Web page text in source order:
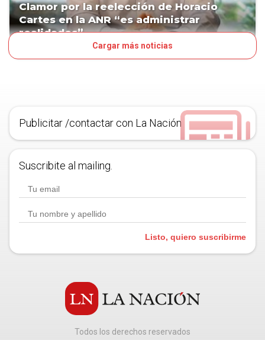
Clamor por la reelección de Horacio
Cartes en la ANR “es administrar
realidades”
Cargar más noticias
Publicitar /contactar con La Nación
Suscribite al mailing.
Listo, quiero suscribirme
Todos los derechos reservados